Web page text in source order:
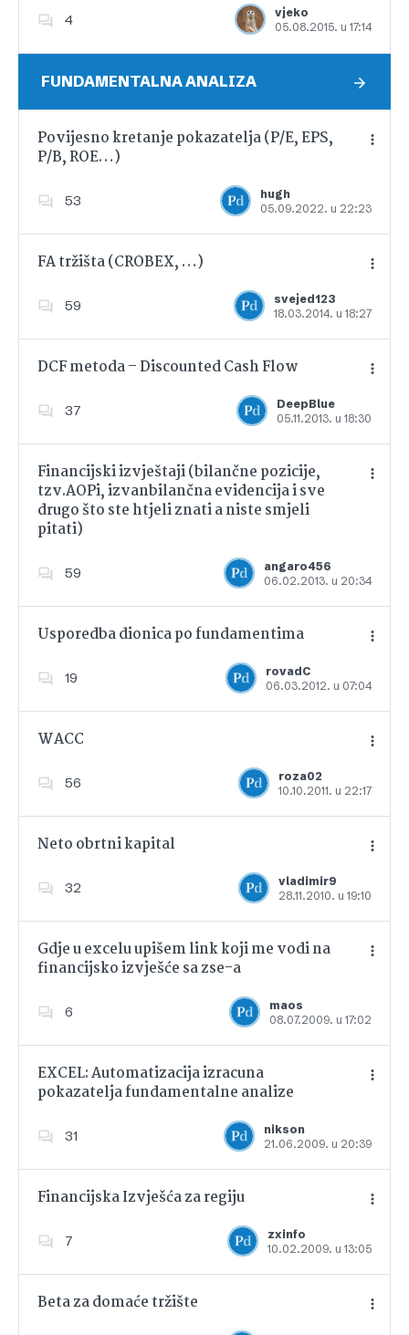
4
vjeko
05.08.2015. u 17:14
Dodajte u favorite
FUNDAMENTALNA ANALIZA
Povijesno kretanje pokazatelja (P/E, EPS,
P/B, ROE…)
53
hugh
05.09.2022. u 22:23
Dodajte u favorite
FA tržišta (CROBEX, …)
59
svejed123
18.03.2014. u 18:27
Dodajte u favorite
DCF metoda – Discounted Cash Flow
37
DeepBlue
05.11.2013. u 18:30
Dodajte u favorite
Financijski izvještaji (bilančne pozicije,
tzv.AOPi, izvanbilančna evidencija i sve
drugo što ste htjeli znati a niste smjeli
pitati)
59
angaro456
06.02.2013. u 20:34
Usporedba dionica po fundamentima
19
rovadC
06.03.2012. u 07:04
Dodajte u favorite
WACC
56
roza02
10.10.2011. u 22:17
Dodajte u favorite
Neto obrtni kapital
32
vladimir9
28.11.2010. u 19:10
Dodajte u favorite
Gdje u excelu upišem link koji me vodi na
financijsko izvješće sa zse-a
6
maos
08.07.2009. u 17:02
Dodajte u favorite
EXCEL: Automatizacija izracuna
pokazatelja fundamentalne analize
31
nikson
21.06.2009. u 20:39
Dodajte u favorite
Financijska Izvješća za regiju
7
zxinfo
10.02.2009. u 13:05
Dodajte u favorite
Beta za domaće tržište